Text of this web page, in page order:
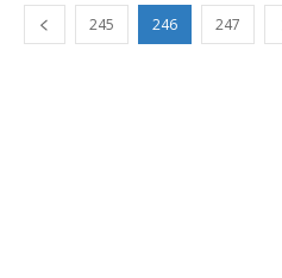
245 246 247